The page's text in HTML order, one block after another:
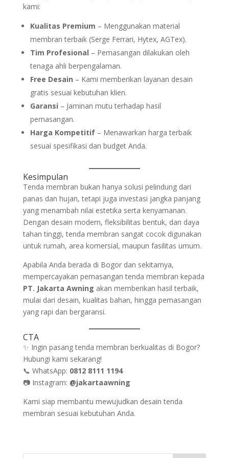
kami:
Kualitas Premium – Menggunakan material
membran terbaik (Serge Ferrari, Hytex, AGTex).
Tim Profesional – Pemasangan dilakukan oleh
tenaga ahli berpengalaman.
Free Desain – Kami memberikan layanan desain
gratis sesuai kebutuhan klien.
Garansi – Jaminan mutu terhadap hasil
pemasangan.
Harga Kompetitif– Menawarkan harga terbaik
sesuai spesifikasi dan budget Anda.
Kesimpulan
Tenda membran bukan hanya solusi pelindung dari
panas dan hujan, tetapi juga investasi jangka panjang
yang menambah nilai estetika serta kenyamanan.
Dengan desain modern, fleksibilitas bentuk, dan daya
tahan tinggi, tenda membran sangat cocok digunakan
untuk rumah, area komersial, maupun fasilitas umum.
Apabila Anda berada di Bogor dan sekitarnya,
mempercayakan pemasangan tenda membran kepada
PT. Jakarta Awning akan memberikan hasil terbaik,
mulai dari desain, kualitas bahan, hingga pemasangan
yang rapi dan bergaransi.
CTA
✨ Ingin pasang tenda membran berkualitas di Bogor?
Hubungi kami sekarang!
📞 WhatsApp: 0812 8111 1194
📷 Instagram: @jakartaawning
Kami siap membantu mewujudkan desain tenda
membran sesuai kebutuhan Anda.